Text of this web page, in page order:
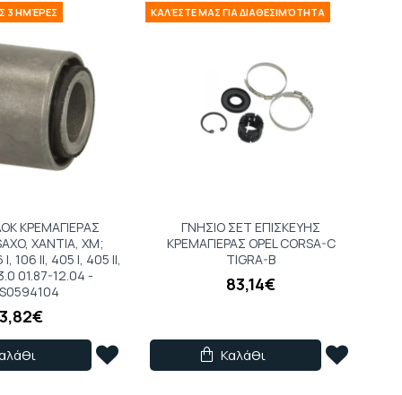
3 ΗΜΈΡΕΣ
ΚΡΕΜΑΓΙΕΡΑΣ
XANTIA, XM;
I, 106 II, 405 I, 405 II,
01.87-12.04 -
3,82€
ΚΑΛΈΣΤΕ ΜΑΣ ΓΙΑ ΔΙΑΘΕΣΙΜΌΤΗΤΑ
ΓΝΗΣΙΟ ΣET EΠIΣKEYHΣ
KPEMAΓIEPAΣ OPEL CORSA-C
TIGRA-B
83,14€
Καλάθι